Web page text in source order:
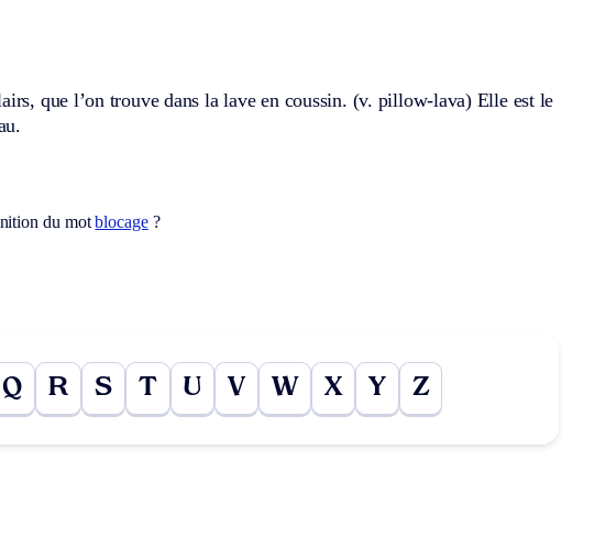
que l’on trouve dans la lave en coussin. (v. pillow-lava)Elle est le
du motblocage?
Q R S T U V W X Y Z